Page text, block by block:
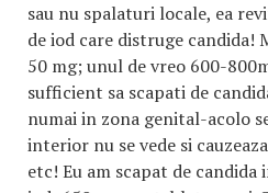
sau nu spalaturi locale, ea
de iod care distruge candida!
50 mg; unul de vreo 600-
sufficient sa scapati de
numai in zona genital-acolo
interior nu se vede si
etc! Eu am scapat de